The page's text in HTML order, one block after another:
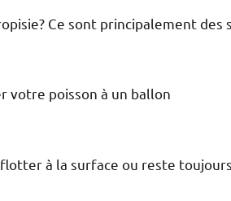
Ce sont principalement
votre poisson à un ballon
à la surface ou reste